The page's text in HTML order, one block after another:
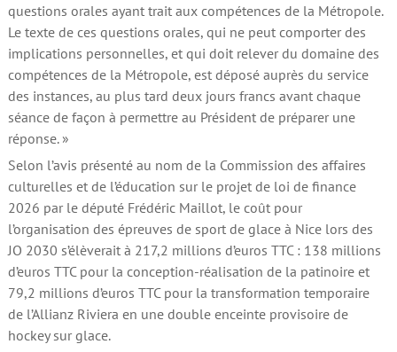
questions orales ayant trait aux compétences de la Métropole.
Le texte de ces questions orales, qui ne peut comporter des
implications personnelles, et qui doit relever du domaine des
compétences de la Métropole, est déposé auprès du service
des instances, au plus tard deux jours francs avant chaque
séance de façon à permettre au Président de préparer une
réponse. »
Selon l’avis présenté au nom de la Commission des affaires
culturelles et de l’éducation sur le projet de loi de finance
2026 par le député Frédéric Maillot, le coût pour
l’organisation des épreuves de sport de glace à Nice lors des
JO 2030 s’élèverait à 217,2 millions d’euros TTC : 138 millions
d’euros TTC pour la conception-réalisation de la patinoire et
79,2 millions d’euros TTC pour la transformation temporaire
de l’Allianz Riviera en une double enceinte provisoire de
hockey sur glace.